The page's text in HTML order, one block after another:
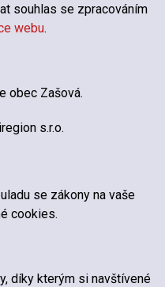
souhlas se zpracováním
webu.
obec Zašová.
s.r.o.
se zákony na vaše
cookies.
díky kterým si navštívené